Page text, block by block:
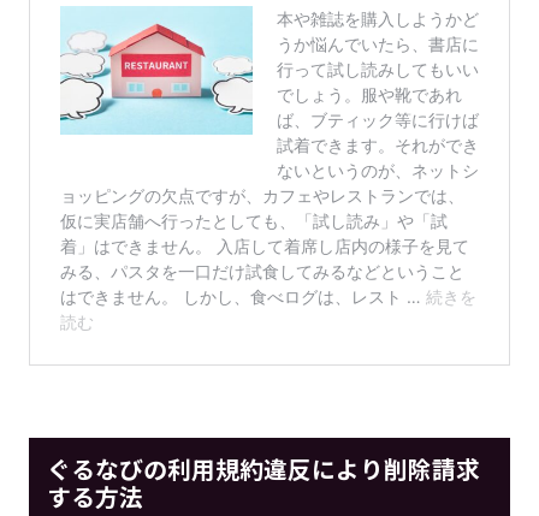
ぐるなびの利用規約違反により削除請求
する方法